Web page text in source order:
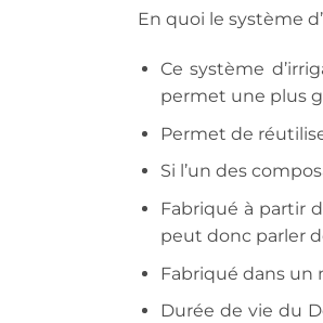
En quoi le système
Ce système
permet une plus
Permet de
Si l’un des
Fabriqué à partir
peut donc parler
Fabriqué dans un
Durée de vie du